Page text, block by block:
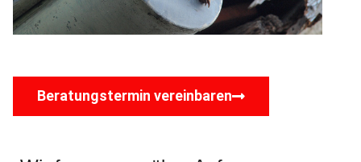
Beratungstermin vereinbaren